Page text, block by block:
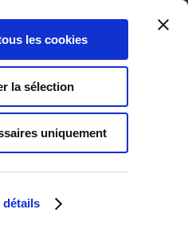
les cookies
la sélection
uniquement
0
Panier
0